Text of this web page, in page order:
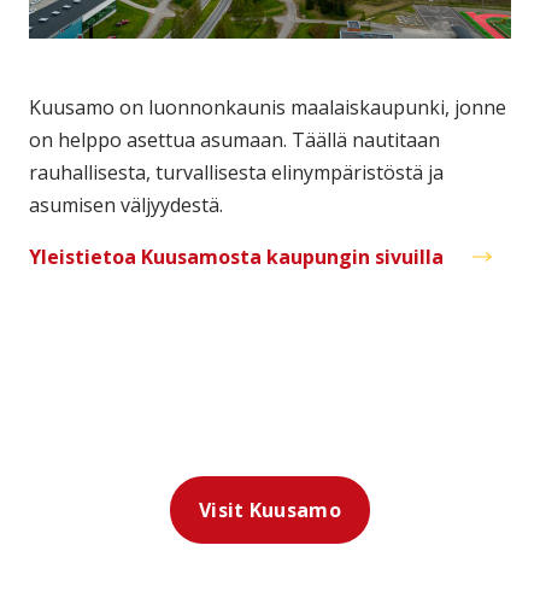
Kuusamo on luonnonkaunis maalaiskaupunki, jonne
on helppo asettua asumaan. Täällä nautitaan
rauhallisesta, turvallisesta elinympäristöstä ja
asumisen väljyydestä.
Yleistietoa Kuusamosta kaupungin sivuilla
Visit Kuusamo